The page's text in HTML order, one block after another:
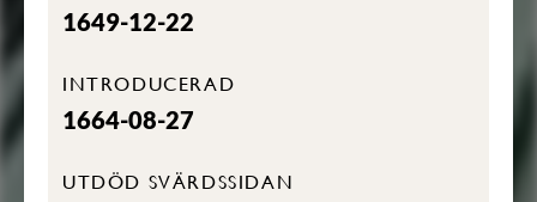
1649-12-22
INTRODUCERAD
1664-08-27
UTDÖD SVÄRDSSIDAN